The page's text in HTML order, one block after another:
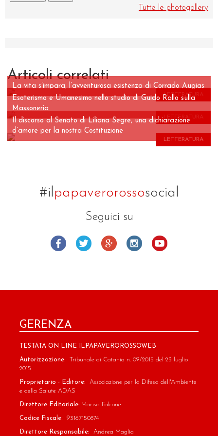
Tutte le photogallery
Articoli correlati
LETTERATURA
La vita s’impara, l’avventurosa esistenza di Corrado Augias
LETTERATURA
Esoterismo e Umanesimo nello studio di Guido Rallo sulla
Massoneria
LETTERATURA
Il discorso al Senato di Liliana Segre, una dichiarazione
d’amore per la nostra Costituzione
#ilpapaverorossosocial
Seguici su
GERENZA
TESTATA ON LINE ILPAPAVEROROSSOWEB
Autorizzazione:
Tribunale di Catania n. 09/2015 del 23 luglio
2015
Proprietario - Editore: Associazione per la Difesa dell'Ambiente
e della Salute ADAS
Direttore Editoriale: Marisa Falcone
Codice Fiscale: 93167150874
Direttore Responsabile: Andrea Maglia